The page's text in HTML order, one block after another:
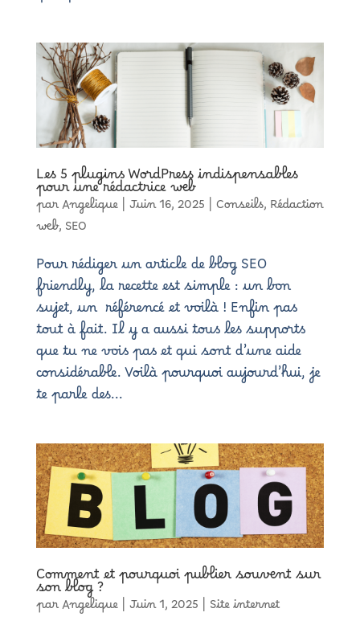
Les 5 plugins WordPress indispensables
pour une rédactrice web
parAngelique| Juin 16, 2025 | Conseils, Rédaction
web, SEO
Pour rédiger un article de blog SEO
friendly, la recette est simple : un bon
sujet, un référencé et voilà ! Enfin pas
tout à fait. Il y a aussi tous les supports
que tu ne vois pas et qui sont d’une aide
considérable. Voilà pourquoi aujourd’hui, je
te parle des...
Comment et pourquoi publier souvent sur
son blog ?
parAngelique| Juin 1, 2025 | Site internet